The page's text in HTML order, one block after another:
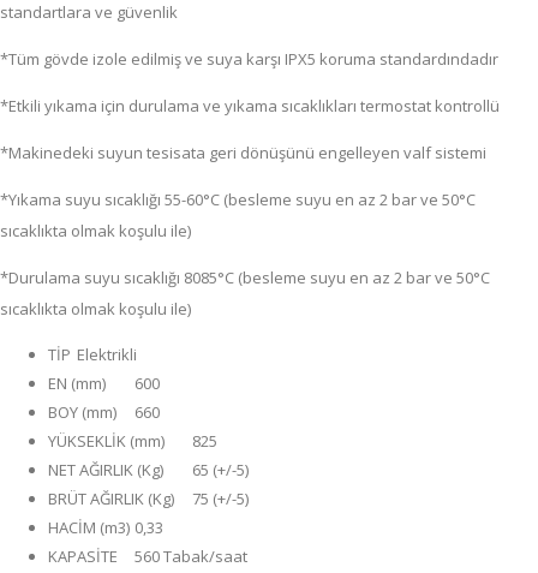
standartlara ve güvenlik
*Tüm gövde izole edilmiş ve suya karşı IPX5 koruma standardındadır
*Etkili yıkama için durulama ve yıkama sıcaklıkları termostat kontrollü
*Makinedeki suyun tesisata geri dönüşünü engelleyen valf sistemi
*Yıkama suyu sıcaklığı 55-60°C (besleme suyu en az 2 bar ve 50°C
sıcaklıkta olmak koşulu ile)
*Durulama suyu sıcaklığı 8085°C (besleme suyu en az 2 bar ve 50°C
sıcaklıkta olmak koşulu ile)
TİP Elektrikli
EN (mm)
600
BOY (mm)
660
YÜKSEKLİK (mm)
825
NET AĞIRLIK (Kg)
65 (+/-5)
BRÜT AĞIRLIK (Kg)
75 (+/-5)
HACİM (m3) 0,33
KAPASİTE
560 Tabak/saat